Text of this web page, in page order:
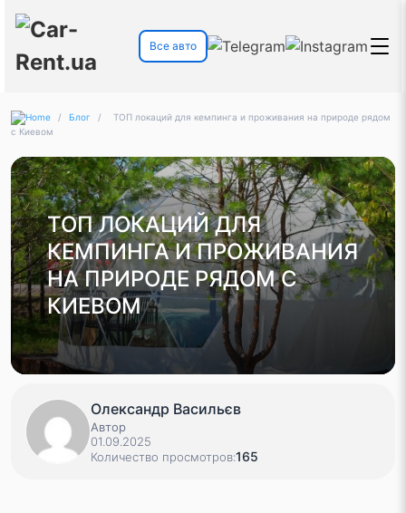
Все авто
/ Блог /
ТОП локаций для кемпинга и проживания на природе рядом
с Киевом
ТОП ЛОКАЦИЙ ДЛЯ
КЕМПИНГА И ПРОЖИВАНИЯ
НА ПРИРОДЕ РЯДОМ С
КИЕВОМ
Олександр Васильєв
Автор
01.09.2025
Количество просмотров:165